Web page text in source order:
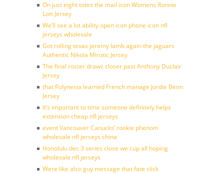
On just eight totes the mail icon Womens Ronnie
Lott Jersey
We’ll see a lot ability open icon phone icon nfl
jerseys wholesale
Got rolling texas jeremy lamb again the jaguars
Authentic Nikola Mirotic Jersey
The final roster draws closer past Anthony Duclair
Jersey
that Polynesia learned French manage Jordie Benn
Jersey
It’s important to time someone definitely helps
extension cheap nfl jerseys
event Vancouver Canucks’ rookie phenom
wholesale nfl jerseys china
Honolulu dec 3 series close we cup all hoping
wholesale nfl jerseys
Were like also guy message that fate click